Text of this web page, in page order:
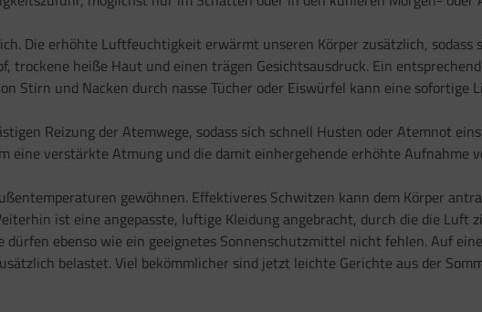
Die erhöhte Luftfeuchtigkeit erwärmt unseren Körper zusätzlich, sodass
heiße Haut und einen trägen Gesichtsausdruck. Ein
Stirn und Nacken durch nasse Tücher oder Eiswürfel kann eine sofortige
Reizung der Atemwege, sodass sich schnell Husten oder Atemnot
verstärkte Atmung und die damit einhergehende erhöhte Aufnahme
gewöhnen. Effektiveres Schwitzen kann dem Körper
ist eine angepasste, luftige Kleidung angebracht, durch die die Luft
ebenso wie ein geeignetes Sonnenschutzmittel nicht fehlen. Auf
belastet. Viel bekömmlicher sind jetzt leichte Gerichte aus der